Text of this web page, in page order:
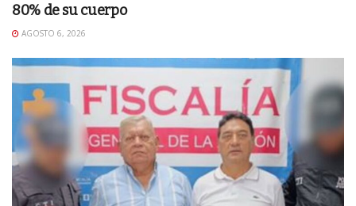
80% de su cuerpo
AGOSTO 6, 2026